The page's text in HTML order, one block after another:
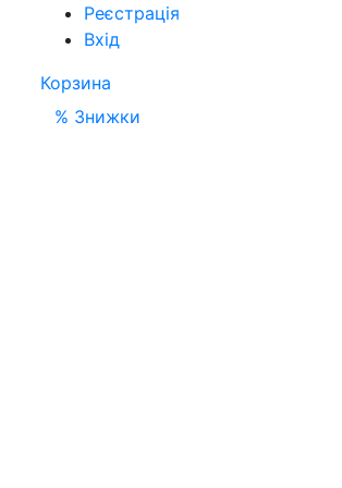
Реєстрація
Вхід
Корзина
% Знижки